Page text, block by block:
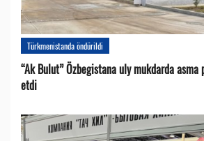
Türkmenistanda öndürildi
“Ak Bulut” Özbegistana uly mukdarda
etdi